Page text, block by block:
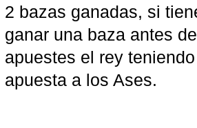
2 bazas ganadas, si
ganar una baza antes
apuestes el rey
apuesta a los Ases.